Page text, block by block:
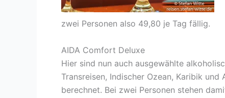
zwei Personen also 49,80 je Tag fällig.
AIDA Comfort Deluxe
Hier sind nun auch ausgewählte
Transreisen, Indischer Ozean, Karibik
berechnet. Bei zwei Personen stehen